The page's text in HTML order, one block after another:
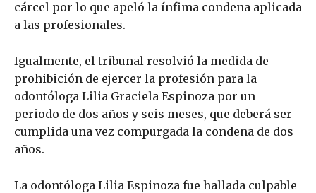
cárcel por lo que apeló la ínfima condena aplicada
a las profesionales.
Igualmente, el tribunal resolvió la medida de
prohibición de ejercer la profesión para la
odontóloga Lilia Graciela Espinoza por un
periodo de dos años y seis meses, que deberá ser
cumplida una vez compurgada la condena de dos
años.
La odontóloga Lilia Espinoza fue hallada culpable